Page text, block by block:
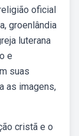
oficial
groenlândia
luterana
e
suas
as imagens,
cristã e o